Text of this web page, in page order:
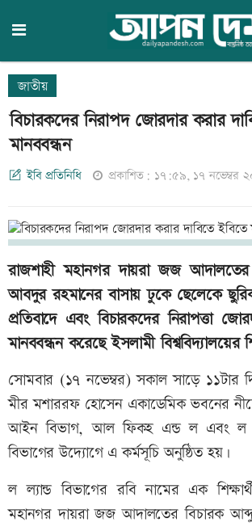
জাতীয়
বিচারকদের নিরাপদ জোরদার করার
মানববন্ধন
ইবি প্রতিনিধি প্রকাশিত: ১৭:৫৯, ১৭ নভেম্বর
রাজশাহী মহানগর দায়রা জজ আদালতের
আবদুর রহমানের বাসায় ঢুকে ছেলেকে
প্রতিবাদে এবং বিচারকদের নিরাপত্তা
মানববন্ধন করেছে ইসলামী বিশ্ববিদ্যালয়ের
সোমবার (১৭ নভেম্বর) সকাল সাড়ে ১১টার
মীর মশাররফ হোসেন একাডেমিক ভবনের
আইন বিভাগ, আল ফিকহ এন্ড ল এবং ল
বিভাগের উদ্যোগে এ কর্মসূচি অনুষ্ঠিত হয়।
ল ল্যান্ড বিভাগের রবি নামের এক
মহানগর দায়রা জজ আদালতের বিচারক